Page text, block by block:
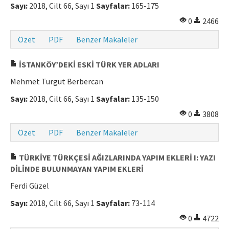
Sayı: 2018, Cilt 66, Sayı 1 Sayfalar: 165-175
0
2466
Özet
PDF Benzer Makaleler
İSTANKÖY’DEKİ ESKİ TÜRK YER ADLARI
Mehmet Turgut Berbercan
Sayı: 2018, Cilt 66, Sayı 1 Sayfalar: 135-150
0
3808
Özet
PDF Benzer Makaleler
TÜRKİYE TÜRKÇESİ AĞIZLARINDA YAPIM EKLERİ I: YAZI
DİLİNDE BULUNMAYAN YAPIM EKLERİ
Ferdi Güzel
Sayı: 2018, Cilt 66, Sayı 1 Sayfalar: 73-114
0
4722